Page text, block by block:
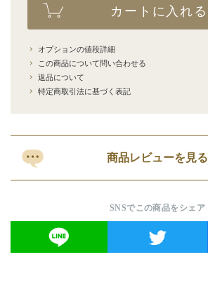
カートに入れる
オプションの値段詳細
この商品について問い合わせる
返品について
特定商取引法に基づく表記
商品レビューを見る
SNSでこの商品をシェア